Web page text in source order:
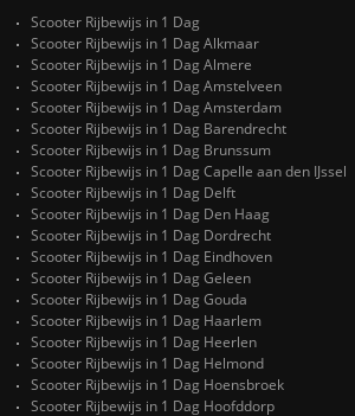
Scooter Rijbewijs in 1 Dag
Scooter Rijbewijs in 1 Dag Alkmaar
Scooter Rijbewijs in 1 Dag Almere
Scooter Rijbewijs in 1 Dag Amstelveen
Scooter Rijbewijs in 1 Dag Amsterdam
Scooter Rijbewijs in 1 Dag Barendrecht
Scooter Rijbewijs in 1 Dag Brunssum
Scooter Rijbewijs in 1 Dag Capelle aan den IJssel
Scooter Rijbewijs in 1 Dag Delft
Scooter Rijbewijs in 1 Dag Den Haag
Scooter Rijbewijs in 1 Dag Dordrecht
Scooter Rijbewijs in 1 Dag Eindhoven
Scooter Rijbewijs in 1 Dag Geleen
Scooter Rijbewijs in 1 Dag Gouda
Scooter Rijbewijs in 1 Dag Haarlem
Scooter Rijbewijs in 1 Dag Heerlen
Scooter Rijbewijs in 1 Dag Helmond
Scooter Rijbewijs in 1 Dag Hoensbroek
Scooter Rijbewijs in 1 Dag Hoofddorp